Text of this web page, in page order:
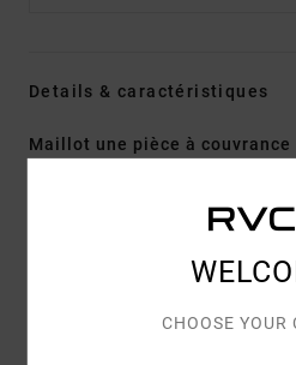
Details & caractéristiques
Maillot une pièce à
système coulissantCHOOSE YOUR